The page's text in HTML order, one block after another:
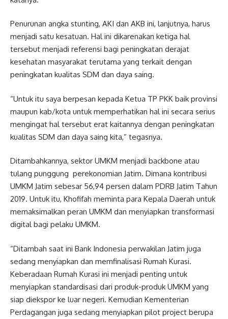
Penurunan angka stunting, AKI dan AKB ini, lanjutnya, harus
menjadi satu kesatuan. Hal ini dikarenakan ketiga hal
tersebut menjadi referensi bagi peningkatan derajat
kesehatan masyarakat terutama yang terkait dengan
peningkatan kualitas SDM dan daya saing.
“Untuk itu saya berpesan kepada Ketua TP PKK baik provinsi
maupun kab/kota untuk memperhatikan hal ini secara serius
mengingat hal tersebut erat kaitannya dengan peningkatan
kualitas SDM dan daya saing kita,” tegasnya.
Ditambahkannya, sektor UMKM menjadi backbone atau
tulang punggung perekonomian Jatim. Dimana kontribusi
UMKM Jatim sebesar 56,94 persen dalam PDRB Jatim Tahun
2019. Untuk itu, Khofifah meminta para Kepala Daerah untuk
memaksimalkan peran UMKM dan menyiapkan transformasi
digital bagi pelaku UMKM.
“Ditambah saat ini Bank Indonesia perwakilan Jatim juga
sedang menyiapkan dan memfinalisasi Rumah Kurasi.
Keberadaan Rumah Kurasi ini menjadi penting untuk
menyiapkan standardisasi dari produk-produk UMKM yang
siap diekspor ke luar negeri. Kemudian Kementerian
Perdagangan juga sedang menyiapkan pilot project berupa